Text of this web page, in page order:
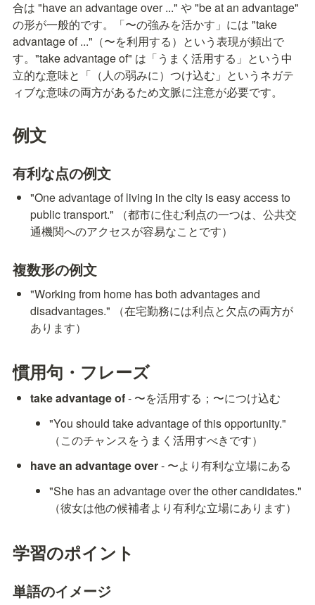
合は "have an advantage over ..." や "be at an advantage"
の形が一般的です。「〜の強みを活かす」には "take
advantage of ..."（〜を利用する）という表現が頻出で
す。"take advantage of" は「うまく活用する」という中
立的な意味と「（人の弱みに）つけ込む」というネガテ
ィブな意味の両方があるため文脈に注意が必要です。
例文
有利な点の例文
"One advantage of living in the city is easy access to
public transport." （都市に住む利点の一つは、公共交
通機関へのアクセスが容易なことです）
複数形の例文
"Working from home has both advantages and
disadvantages." （在宅勤務には利点と欠点の両方が
あります）
慣用句・フレーズ
take advantage of - 〜を活用する；〜につけ込む
"You should take advantage of this opportunity."
（このチャンスをうまく活用すべきです）
have an advantage over - 〜より有利な立場にある
"She has an advantage over the other candidates."
（彼女は他の候補者より有利な立場にあります）
学習のポイント
単語のイメージ